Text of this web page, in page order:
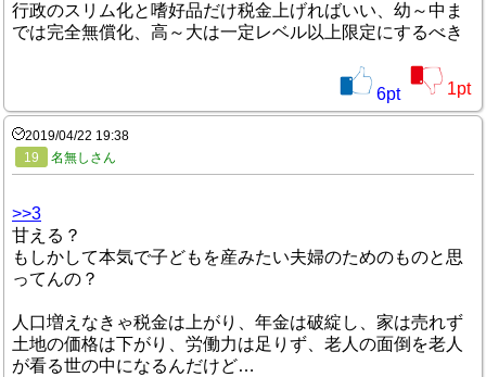
行政のスリム化と嗜好品だけ税金上げればいい、幼～中ま
では完全無償化、高～大は一定レベル以上限定にするべき
6pt 1pt
2019/04/22 19:38
19
名無しさん
>>3
甘える？
もしかして本気で子どもを産みたい夫婦のためのものと思
ってんの？
人口増えなきゃ税金は上がり、年金は破綻し、家は売れず
土地の価格は下がり、労働力は足りず、老人の面倒を老人
が看る世の中になるんだけど…